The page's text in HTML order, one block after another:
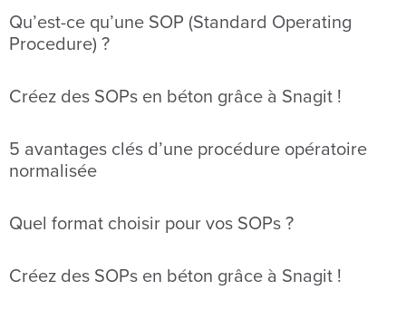
Qu’est-ce qu’une SOP (Standard Operating
Procedure) ?
Créez des SOPs en béton grâce à Snagit !
5 avantages clés d’une procédure opératoire
normalisée
Quel format choisir pour vos SOPs ?
Créez des SOPs en béton grâce à Snagit !